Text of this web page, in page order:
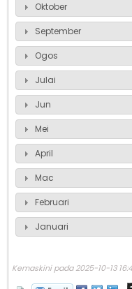
Oktober
September
Ogos
Julai
Jun
Mei
April
Mac
Februari
Januari
Kemaskini pada 2025-10-13